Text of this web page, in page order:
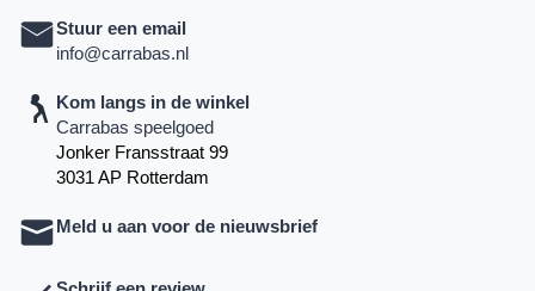
Stuur een email
info@carrabas.nl
Kom langs in de winkel
Carrabas speelgoed
Jonker Fransstraat 99
3031 AP Rotterdam
Meld u aan voor de nieuwsbrief